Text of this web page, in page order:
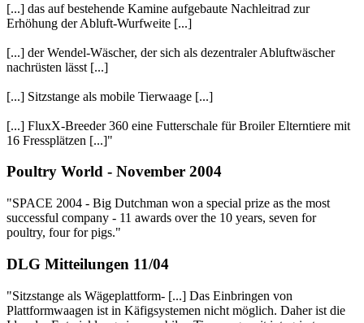
[...] das auf bestehende Kamine aufgebaute Nachleitrad zur
Erhöhung der Abluft-Wurfweite [...]
[...] der Wendel-Wäscher, der sich als dezentraler Abluftwäscher
nachrüsten lässt [...]
[...] Sitzstange als mobile Tierwaage [...]
[...] FluxX-Breeder 360 eine Futterschale für Broiler Elterntiere mit
16 Fressplätzen [...]"
Poultry World - November 2004
"SPACE 2004 - Big Dutchman won a special prize as the most
successful company - 11 awards over the 10 years, seven for
poultry, four for pigs."
DLG Mitteilungen 11/04
"Sitzstange als Wägeplattform- [...] Das Einbringen von
Plattformwaagen ist in Käfigsystemen nicht möglich. Daher ist die